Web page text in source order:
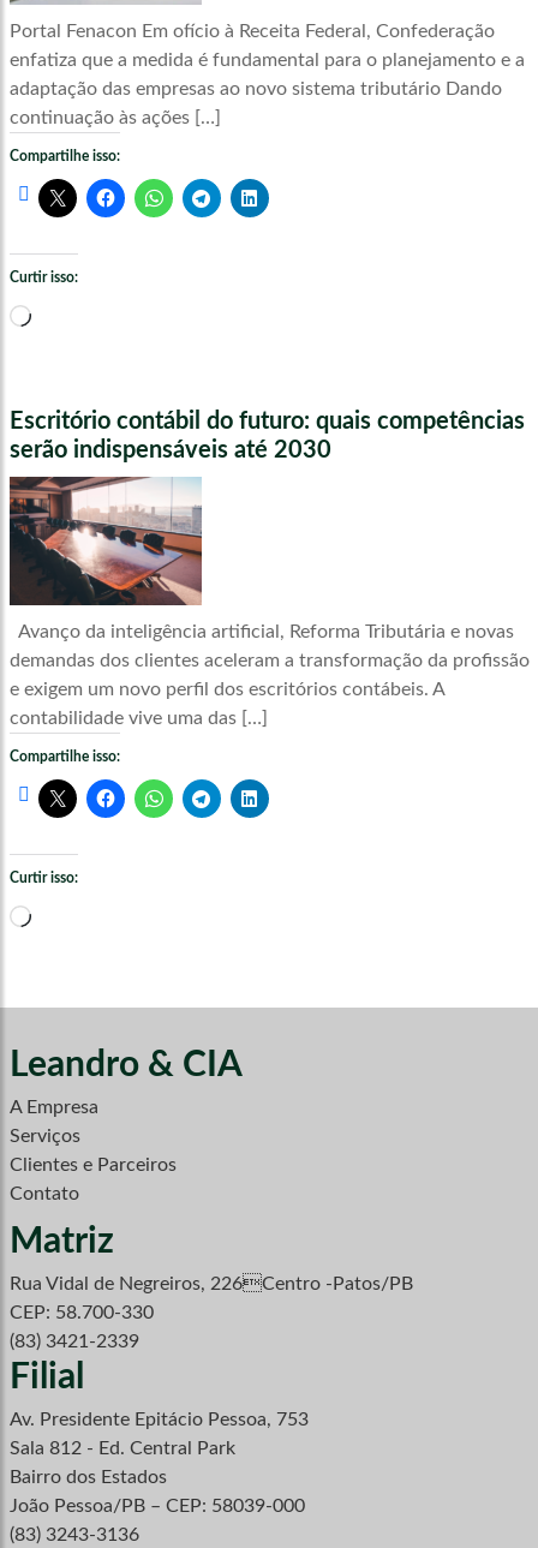
Portal Fenacon Em ofício à Receita Federal, Confederação
enfatiza que a medida é fundamental para o planejamento e a
adaptação das empresas ao novo sistema tributário Dando
continuação às ações […]
Compartilhe isso:
Curtir isso:
Carregando...
Escritório contábil do futuro: quais competências
serão indispensáveis até 2030
Avanço da inteligência artificial, Reforma Tributária e novas
demandas dos clientes aceleram a transformação da profissão
e exigem um novo perfil dos escritórios contábeis. A
contabilidade vive uma das […]
Compartilhe isso:
Curtir isso:
Carregando...
Leandro & CIA
A Empresa
Serviços
Clientes e Parceiros
Contato
Matriz
Rua Vidal de Negreiros, 226Centro -Patos/PB
CEP: 58.700-330
(83) 3421-2339
Filial
Av. Presidente Epitácio Pessoa, 753
Sala 812 - Ed. Central Park
Bairro dos Estados
João Pessoa/PB – CEP: 58039-000
(83) 3243-3136